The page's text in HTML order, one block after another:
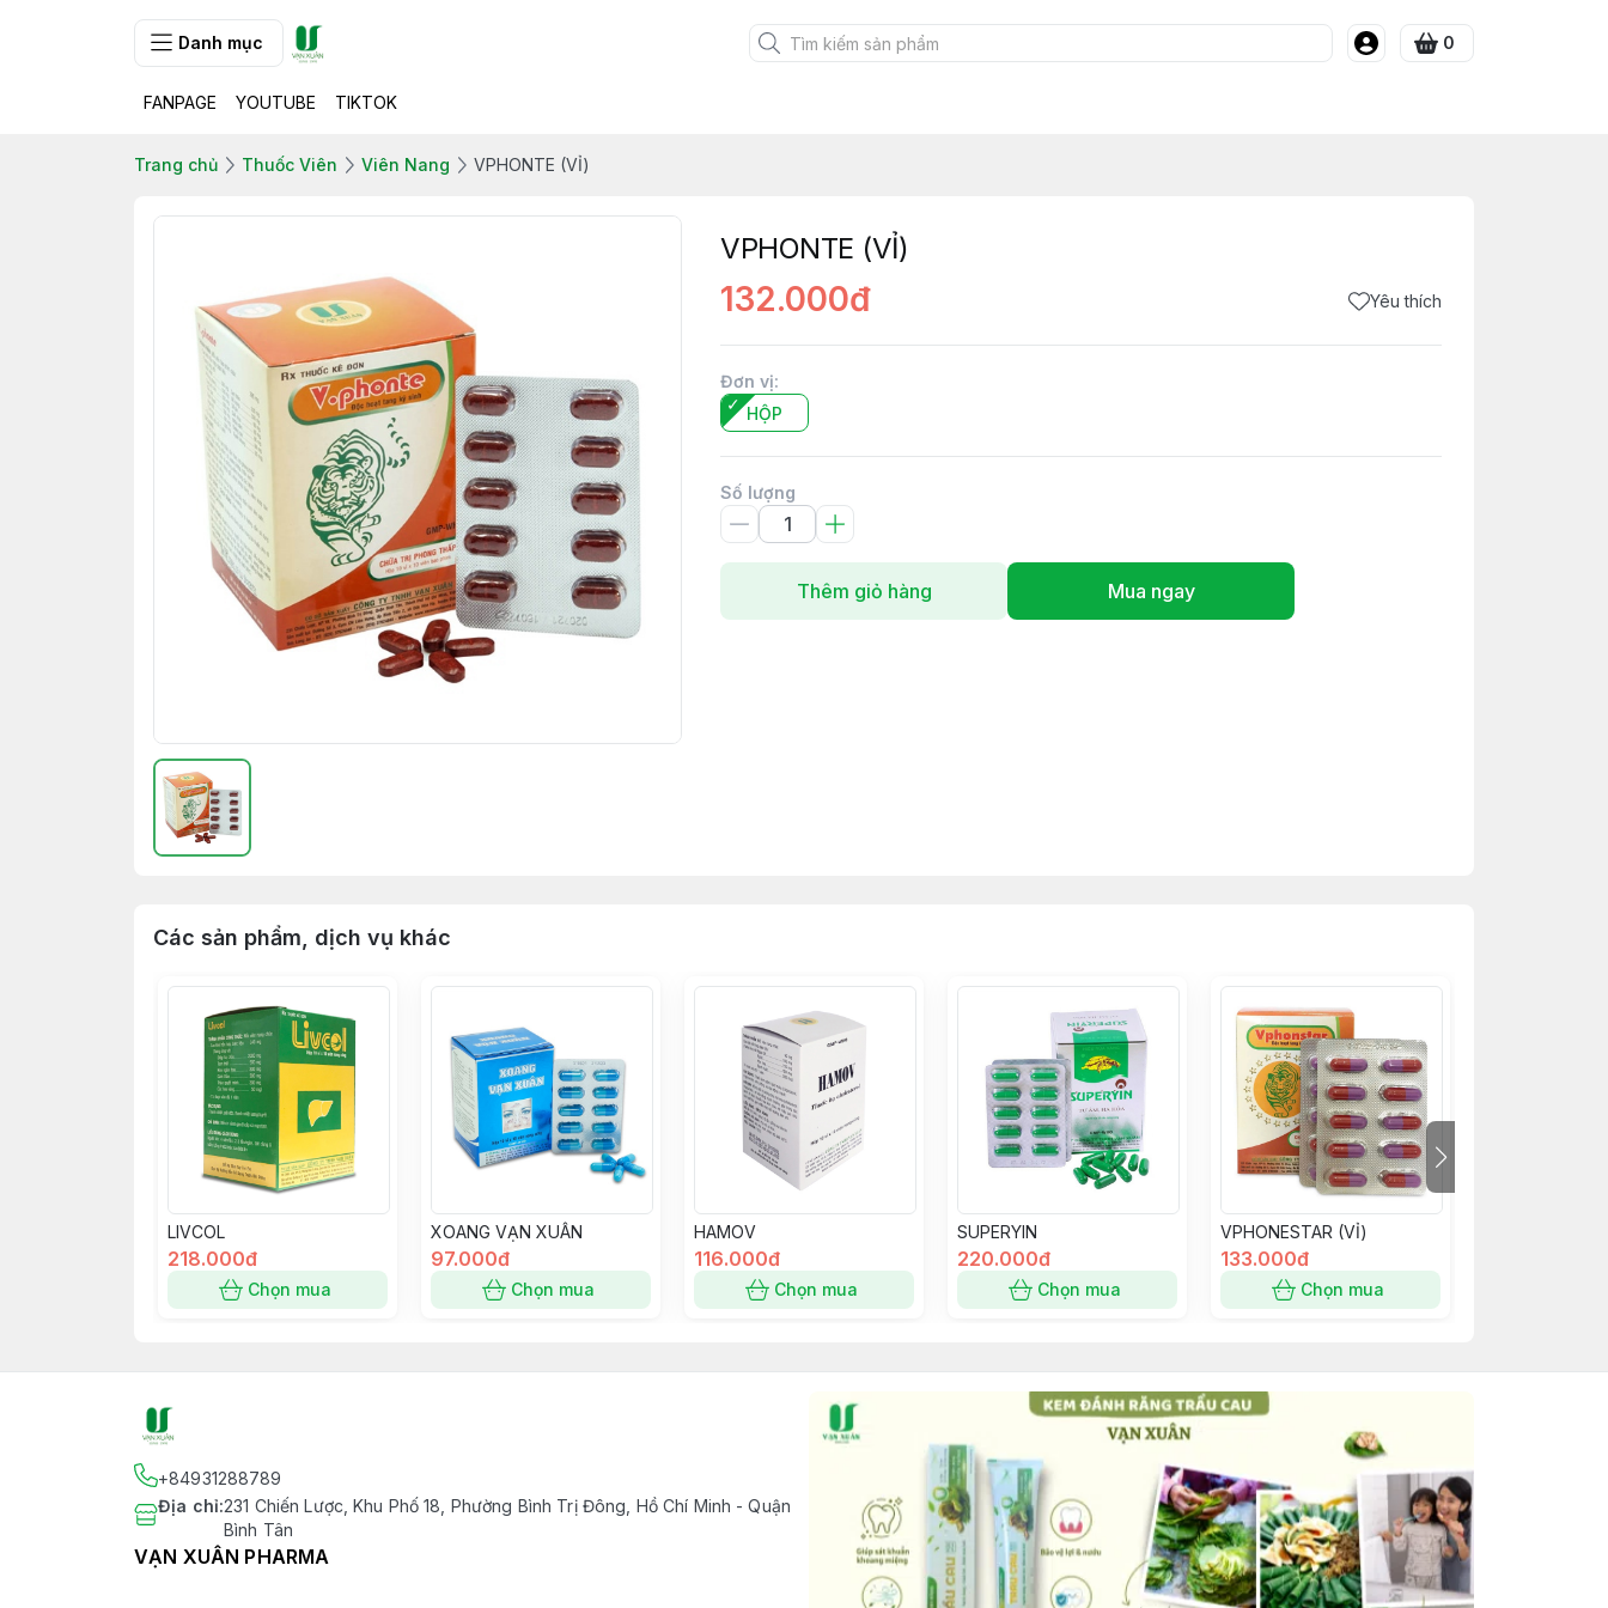
Danh mục 0
FANPAGE YOUTUBE TIKTOK
Trang chủ Thuốc Viên Viên Nang VPHONTE (VỈ)
VPHONTE (VỈ)
132.000đ Yêu thích
Đơn vị:
HỘP
Số lượng
Thêm giỏ hàng Mua ngay
Các sản phẩm, dịch vụ khác
LIVCOL
218.000đ
Chọn mua
XOANG VẠN XUÂN
97.000đ
Chọn mua
HAMOV
116.000đ
Chọn mua
SUPERYIN
220.000đ
Chọn mua
VPHONESTAR (VỈ)
133.000đ
Chọn mua
+84931288789
Địa chỉ:231 Chiến Lược, Khu Phố 18, Phường Bình Trị Đông, Hồ Chí Minh - Quận
Bình Tân
VẠN XUÂN PHARMA